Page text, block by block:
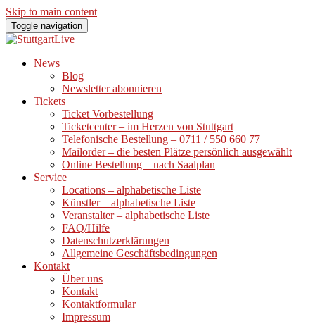
Skip to main content
Toggle navigation
News
Blog
Newsletter abonnieren
Tickets
Ticket Vorbestellung
Ticketcenter – im Herzen von Stuttgart
Telefonische Bestellung – 0711 / 550 660 77
Mailorder – die besten Plätze persönlich ausgewählt
Online Bestellung – nach Saalplan
Service
Locations – alphabetische Liste
Künstler – alphabetische Liste
Veranstalter – alphabetische Liste
FAQ/Hilfe
Datenschutzerklärungen
Allgemeine Geschäftsbedingungen
Kontakt
Über uns
Kontakt
Kontaktformular
Impressum